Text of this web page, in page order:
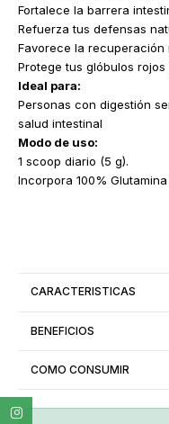
Fortalece la barrera
Refuerza tus defensas
Favorece la recuperación
Protege tus glóbulos
Ideal para:
Personas con digestión
salud intestinal
Modo de uso:
1 scoop diario (5 g).
Incorpora 100%
CARACTERISTICAS
BENEFICIOS
COMO CONSUMIR